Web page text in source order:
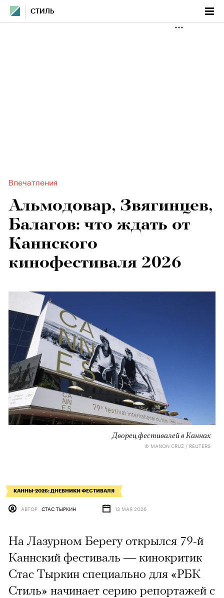
СТИЛЬ
Впечатления
Альмодовар, Звягинцев,
Балагов: что ждать от
Каннского
кинофестиваля 2026
Дворец фестивалей в Каннах
© MANON CRUZ / REUTERS
КАННЫ-2026: ДНЕВНИКИ ФЕСТИВАЛЯ
АВТОР СТАС ТЫРКИН 13 МАЯ 2026
На Лазурном Берегу открылся 79-й
Каннский фестиваль — кинокритик
Стас Тыркин специально для «РБК
Стиль» начинает серию репортажей с